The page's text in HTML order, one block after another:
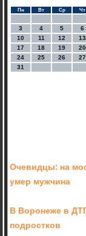
Пн Вт Ср Чт
3
4 5 6
10
11 12 13
17
18 19 20
24
25 26 27
31
Очевидцы: на
умер мужчина
В Воронеже в
подростков